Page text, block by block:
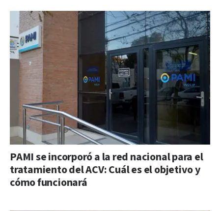
PAMI se incorporó a la red nacional para el
tratamiento del ACV: Cuál es el objetivo y
cómo funcionará